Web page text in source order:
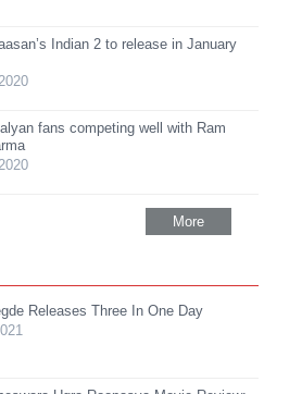
Indian 2 to release in January
fans competing well with Ram
More
Releases Three In One Day